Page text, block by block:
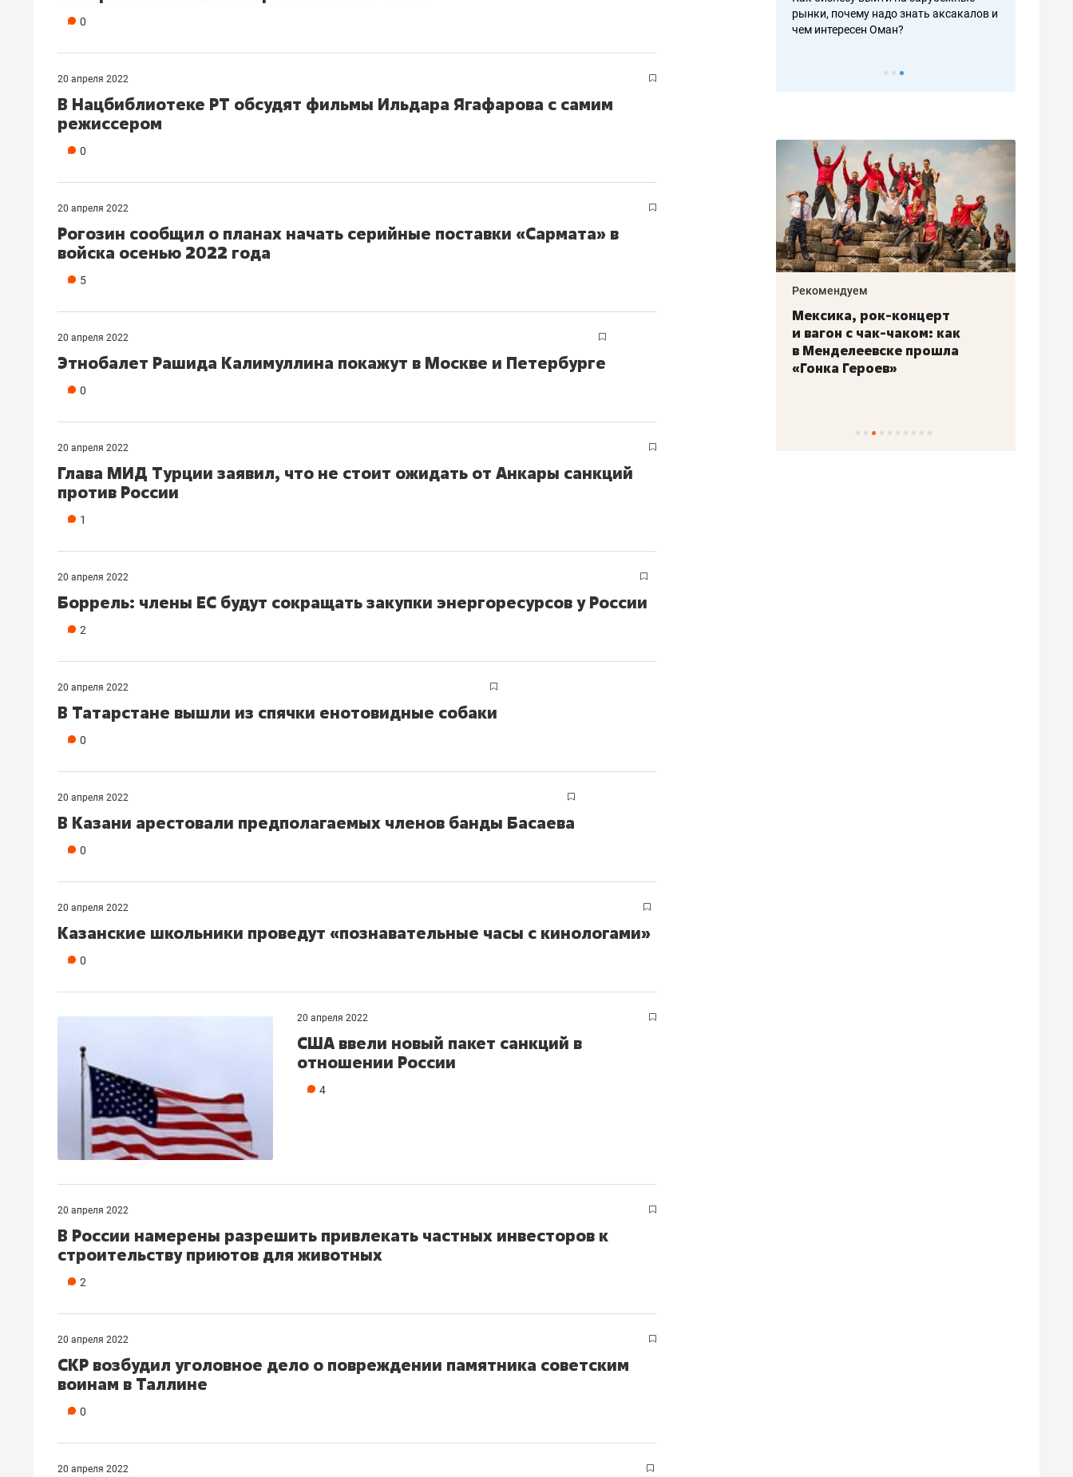
0
20 апреля 2022
В Нацбиблиотеке РТ обсудят фильмы Ильдара Ягафарова с самим
режиссером
0
20 апреля 2022
Рогозин сообщил о планах начать серийные поставки «Сармата» в
войска осенью 2022 года
5
20 апреля 2022
Этнобалет Рашида Калимуллина покажут в Москве и Петербурге
0
20 апреля 2022
Глава МИД Турции заявил, что не стоит ожидать от Анкары санкций
против России
1
20 апреля 2022
Боррель: члены ЕС будут сокращать закупки энергоресурсов у России
2
20 апреля 2022
В Татарстане вышли из спячки енотовидные собаки
0
20 апреля 2022
В Казани арестовали предполагаемых членов банды Басаева
0
20 апреля 2022
Казанские школьники проведут «познавательные часы с кинологами»
0
20 апреля 2022
США ввели новый пакет санкций в
отношении России
4
20 апреля 2022
В России намерены разрешить привлекать частных инвесторов к
строительству приютов для животных
2
20 апреля 2022
СКР возбудил уголовное дело о повреждении памятника советским
воинам в Таллине
0
20 апреля 2022
рынки, почему надо знать аксакалов и
чем интересен Оман?
Как ГК «МИР ГРУПП» и ВТБ
создают оазис жилого
150 камер до квартиры и Face
Опыт выживания в дикой
природе, работа
состоянием как основа
Рекомендуем
Мексика, рок-концерт
и вагон с чак-чаком: как
в Менделеевске прошла
«Гонка Героев»